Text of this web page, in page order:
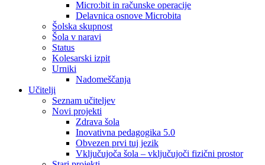
Micro:bit in računske operacije
Delavnica osnove Microbita
Šolska skupnost
Šola v naravi
Status
Kolesarski izpit
Urniki
Nadomeščanja
Učitelji
Seznam učiteljev
Novi projekti
Zdrava šola
Inovativna pedagogika 5.0
Obvezen prvi tuj jezik
Vključujoča šola – vključujoči fizični prostor